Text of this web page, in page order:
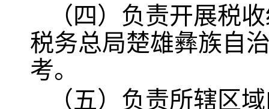
（四）负责开展税
税务总局楚雄彝族自
考。
（五）负责所辖区